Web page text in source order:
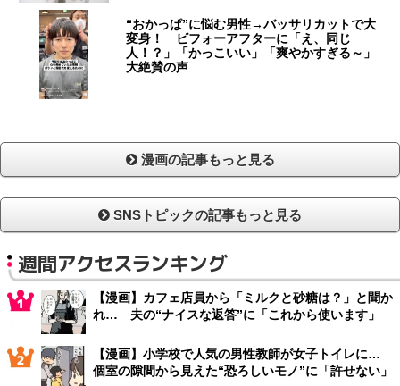
“おかっぱ”に悩む男性→バッサリカットで大
変身！ ビフォーアフターに「え、同じ
人！？」「かっこいい」「爽やかすぎる～」
大絶賛の声
漫画の記事もっと見る
SNSトピックの記事もっと見る
週間アクセスランキング
【漫画】カフェ店員から「ミルクと砂糖は？」と聞か
れ… 夫の“ナイスな返答”に「これから使います」
【漫画】小学校で人気の男性教師が女子トイレに…
個室の隙間から見えた“恐ろしいモノ”に「許せない」